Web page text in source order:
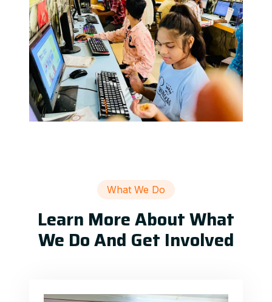
What We Do
Learn More About What
We Do And Get Involved